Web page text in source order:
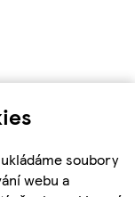
soubory
webu a